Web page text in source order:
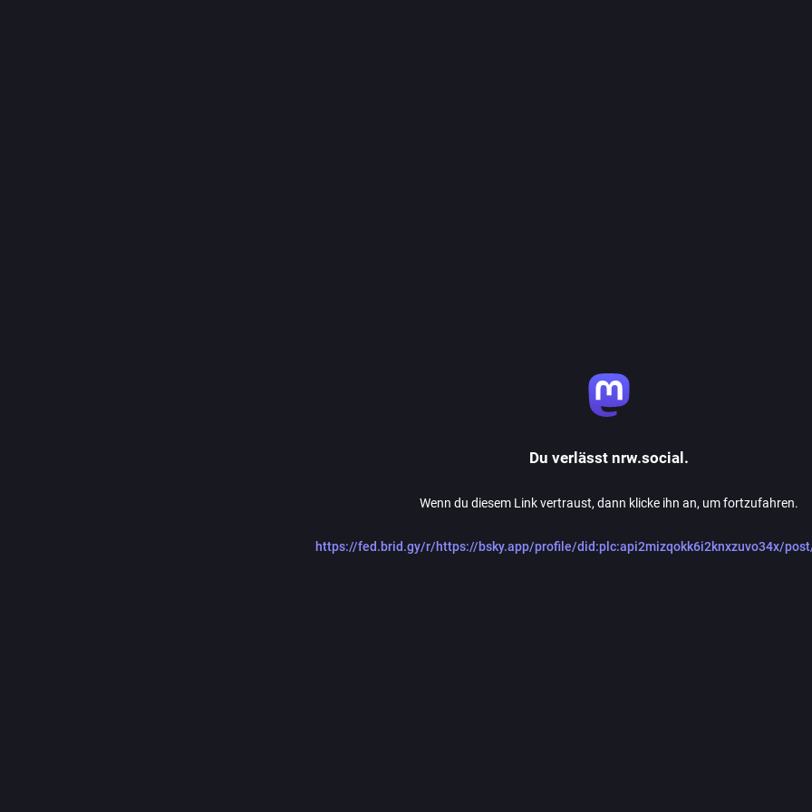
Du verlässt nrw.social.
Wenn du diesem Link vertraust, dann klicke ihn an, um fortzufahren.
https://fed.brid.gy/r/https://bsky.app/profile/did:plc:api2mizqokk6i2knxzuvo34x/